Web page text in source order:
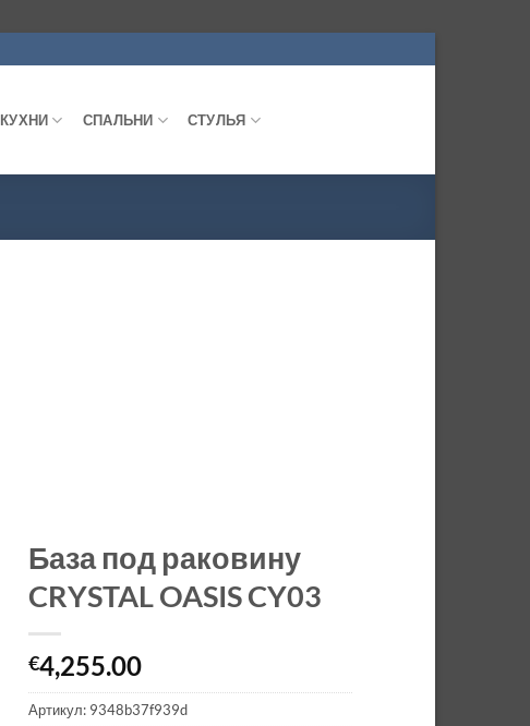
КУХНИ СПАЛЬНИ СТУЛЬЯ
База под раковину
CRYSTAL OASIS CY03
€4,255.00
Артикул: 9348b37f939d